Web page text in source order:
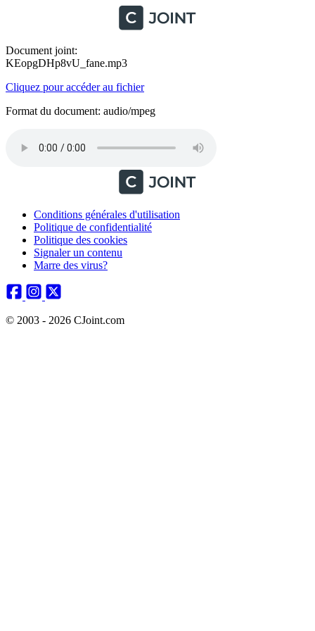
Document joint:
KEopgDHp8vU_fane.mp3
Cliquez pour accéder au fichier
Format du document: audio/mpeg
Conditions générales d'utilisation
Politique de confidentialité
Politique des cookies
Signaler un contenu
Marre des virus?
© 2003 - 2026 CJoint.com